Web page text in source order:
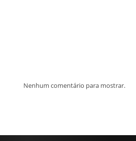
Nenhum comentário para mostrar.